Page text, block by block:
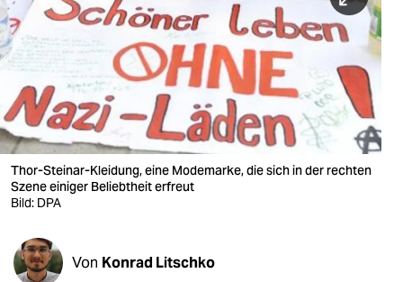
berlin
nord
wahrheit
verlag
verlag
veranstaltungen
shop
fragen & hilfe
Thor-Steinar-Kleidung, eine Modemarke, die sich in der rechten
Szene einiger Beliebtheit erfreut
Bild: DPA
Von Konrad Litschko